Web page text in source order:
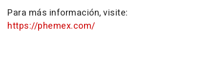
Para más información, visite:
https://phemex.com/